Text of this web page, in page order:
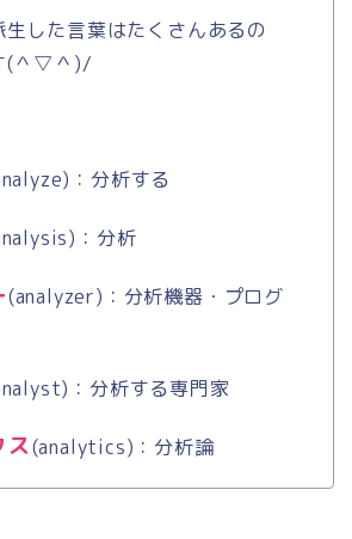
した言葉はたくさんあるの
(＾▽＾ )/
：分析する
：分析
(analyzer) ：分析機器・プログ
：分析する専門家
(analytics) ：分析論